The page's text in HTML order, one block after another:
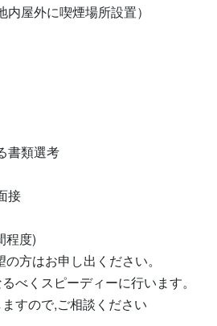
屋外に喫煙場所設置）
書類選考
接
程度)
方はお申し出ください。
べくスピーディーに行います。
すので,ご相談ください